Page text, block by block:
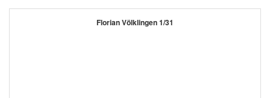
Florian Völklingen 1/31